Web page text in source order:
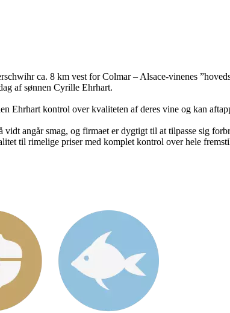
ca. 8 km vest for Colmar – Alsace-vinenes
af sønnen Cyrille Ehrhart.
Ehrhart kontrol over kvaliteten af deres vine og kan
angår smag, og firmaet er dygtigt til at tilpasse sig
til rimelige priser med komplet kontrol over hele